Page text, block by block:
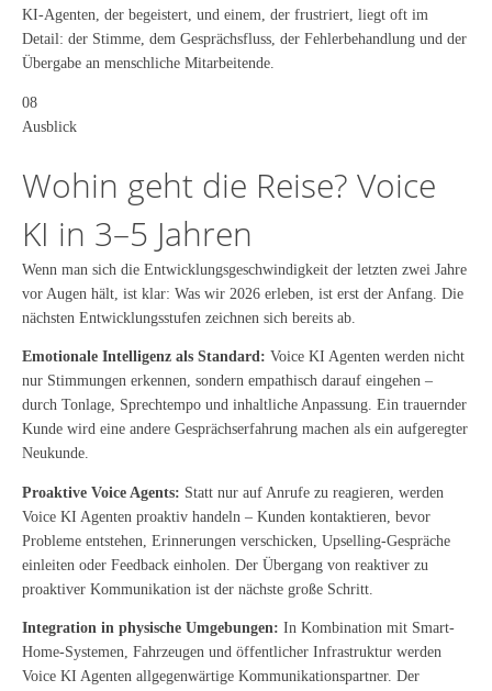
KI-Agenten, der begeistert, und einem, der frustriert, liegt oft im
Detail: der Stimme, dem Gesprächsfluss, der Fehlerbehandlung und der
Übergabe an menschliche Mitarbeitende.
08
Ausblick
Wohin geht die Reise? Voice
KI in 3–5 Jahren
Wenn man sich die Entwicklungsgeschwindigkeit der letzten zwei Jahre
vor Augen hält, ist klar: Was wir 2026 erleben, ist erst der Anfang. Die
nächsten Entwicklungsstufen zeichnen sich bereits ab.
Emotionale Intelligenz als Standard: Voice KI Agenten werden nicht
nur Stimmungen erkennen, sondern empathisch darauf eingehen –
durch Tonlage, Sprechtempo und inhaltliche Anpassung. Ein trauernder
Kunde wird eine andere Gesprächserfahrung machen als ein aufgeregter
Neukunde.
Proaktive Voice Agents: Statt nur auf Anrufe zu reagieren, werden
Voice KI Agenten proaktiv handeln – Kunden kontaktieren, bevor
Probleme entstehen, Erinnerungen verschicken, Upselling-Gespräche
einleiten oder Feedback einholen. Der Übergang von reaktiver zu
proaktiver Kommunikation ist der nächste große Schritt.
Integration in physische Umgebungen: In Kombination mit Smart-
Home-Systemen, Fahrzeugen und öffentlicher Infrastruktur werden
Voice KI Agenten allgegenwärtige Kommunikationspartner. Der